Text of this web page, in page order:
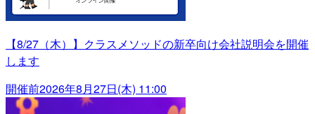
【8/27（木）】クラスメソッドの新卒向け会社説明会を開催
します
開催前2026年8月27日(木) 11:00